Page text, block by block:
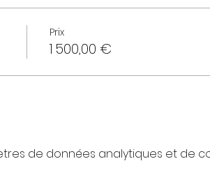
Prix
1 500,00 €
de données analytiques et de